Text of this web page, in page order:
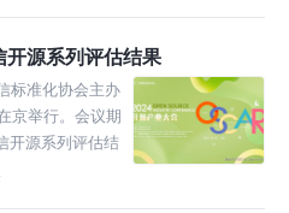
源系列评估结果
标准化协会主办
京举行。会议期
开源系列评估结
通过